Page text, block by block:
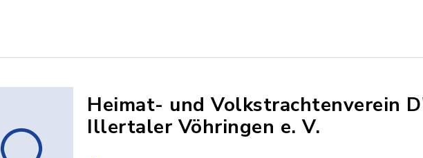
Heimat- und Volkstrachtenverein
Illertaler Vöhringen e. V.